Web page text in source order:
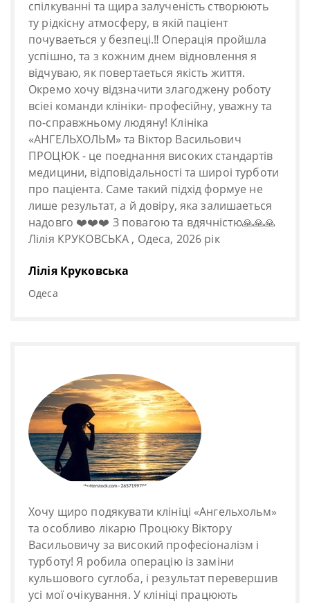
спiлкуваннi та щира залученiсть створюють
ту рiдкiсну атмосферу, в якiй пацiент
почуваеться у безпецi.‼️ Операцiя пройшла
успiшно, та з кожним днем вiдновлення я
вiдчуваю, як повертаеться якiсть життя.
Окремо хочу вiдзначити злагоджену роботу
всiеi команди клiнiки- професiйну, уважну та
по-справжньому людяну! Клiнiка
«АНГЕЛЬХОЛЬМ» та Вiктор Васильович
ПРОЦЮК - це поеднання високих стандартiв
медицини, вiдповiдальностi та широi турботи
про пацiента. Саме такий пiдхiд формуе не
лише результат, а й довiру, яка залишаеться
надовго ❤️❤️❤️ З повагою та вдячнiстю🙏🙏🙏
Лiлiя КРУКОВСЬКА , Одеса, 2026 рiк
Лілія Круковська
Одеса
Хочу щиро подякувати клініці «Ангельхольм»
та особливо лікарю Процюку Віктору
Васильовичу за високий професіоналізм і
турботу! Я робила операцію із заміни
кульшового суглоба, і результат перевершив
усі мої очікування. У клініці працюють